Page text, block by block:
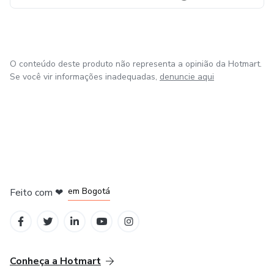
O conteúdo deste produto não representa a opinião da Hotmart.
Se você vir informações inadequadas, denuncie aqui
Feito com ❤ em Bogotá
Conheça a Hotmart